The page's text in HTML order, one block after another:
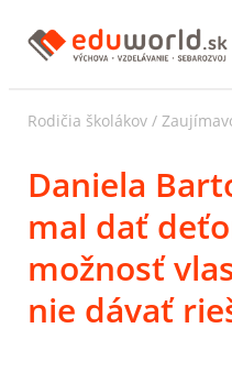
Rodičia školákov /
Daniela
mal dať
možnosť
nie dávať